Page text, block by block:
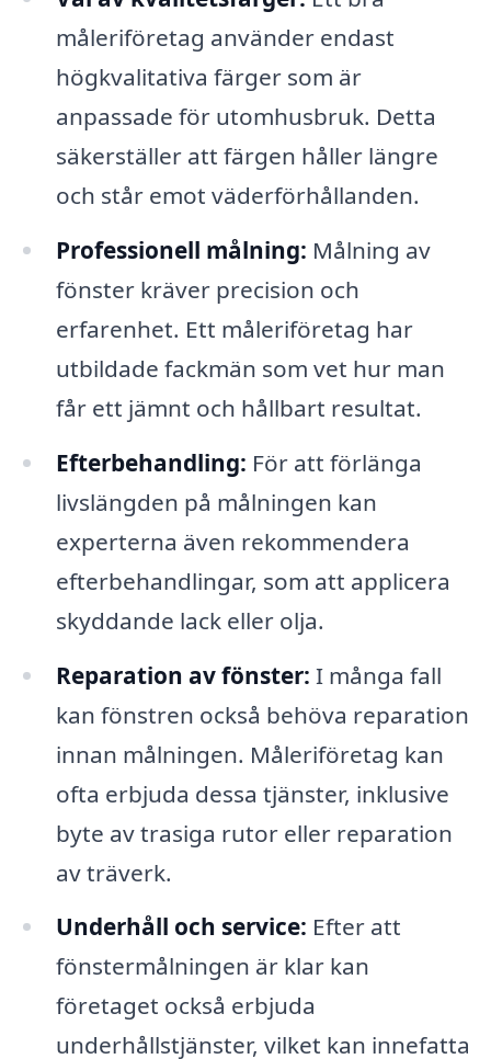
måleriföretag använder endast
högkvalitativa färger som är
anpassade för utomhusbruk. Detta
säkerställer att färgen håller längre
och står emot väderförhållanden.
Professionell målning: Målning av
fönster kräver precision och
erfarenhet. Ett måleriföretag har
utbildade fackmän som vet hur man
får ett jämnt och hållbart resultat.
Efterbehandling: För att förlänga
livslängden på målningen kan
experterna även rekommendera
efterbehandlingar, som att applicera
skyddande lack eller olja.
Reparation av fönster: I många fall
kan fönstren också behöva reparation
innan målningen. Måleriföretag kan
ofta erbjuda dessa tjänster, inklusive
byte av trasiga rutor eller reparation
av träverk.
Underhåll och service: Efter att
fönstermålningen är klar kan
företaget också erbjuda
underhållstjänster, vilket kan innefatta